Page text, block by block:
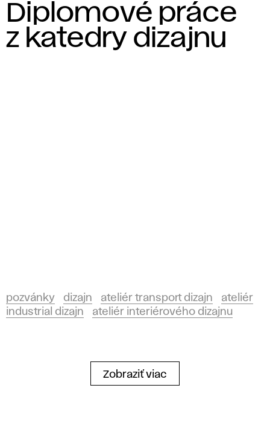
Diplomové práce
z katedry dizajnu
pozvánky dizajn ateliér transport dizajn
ateliér
industrial dizajn
ateliér interiérového dizajnu
Zobraziť viac